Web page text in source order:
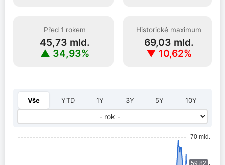
Před 1 rokem
45,73 mld.
▲ 34,93%
Historické maximum
69,03 mld.
▼ 10,62%
Vše YTD 1Y 3Y 5Y 10Y
Vyberte rok: